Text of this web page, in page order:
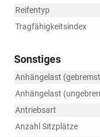
Reifentyp
Tragfähigkeitsindex
Sonstiges
Anhängelast
Anhängelast
Antriebsart
Anzahl Sitzplätze